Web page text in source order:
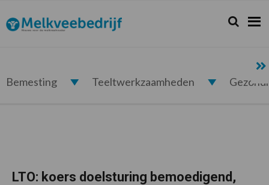
de
hoofdnavigatie
de
hoofd
de
eerste
de
voettekst
Melkveebedrijf.nl Zoeken...
Zoek
Bemesting Teeltwerkzaamheden
LTO: koers doelsturing bemoedigend,